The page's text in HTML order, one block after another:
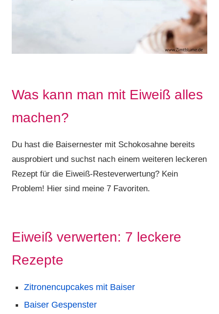
Was kann man mit Eiweiß alles
machen?
Du hast die Baisernester mit Schokosahne bereits
ausprobiert und suchst nach einem weiteren leckeren
Rezept für die Eiweiß-Resteverwertung? Kein
Problem! Hier sind meine 7 Favoriten.
Eiweiß verwerten: 7 leckere
Rezepte
Zitronencupcakes mit Baiser
Baiser Gespenster